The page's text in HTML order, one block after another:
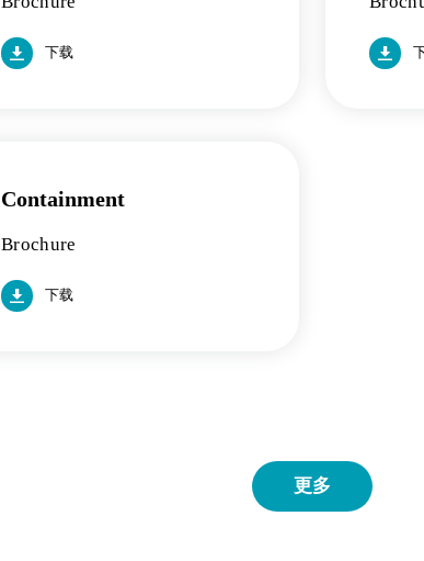
下载
Containment
Brochure
下载
更多